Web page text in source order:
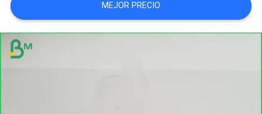
MAPA
DEL
SITIO
MEJOR PRECIO